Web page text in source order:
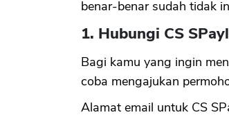
benar-benar sudah tidak
1. Hubungi CS
Bagi kamu yang ingin
coba mengajukan
Alamat email untuk CS